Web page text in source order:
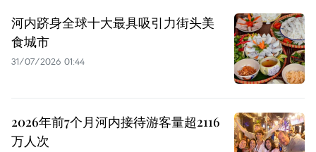
河内跻身全球十大最具吸引力街头美
食城市
31/07/2026 01:44
2026年前7个月河内接待游客量超2116
万人次